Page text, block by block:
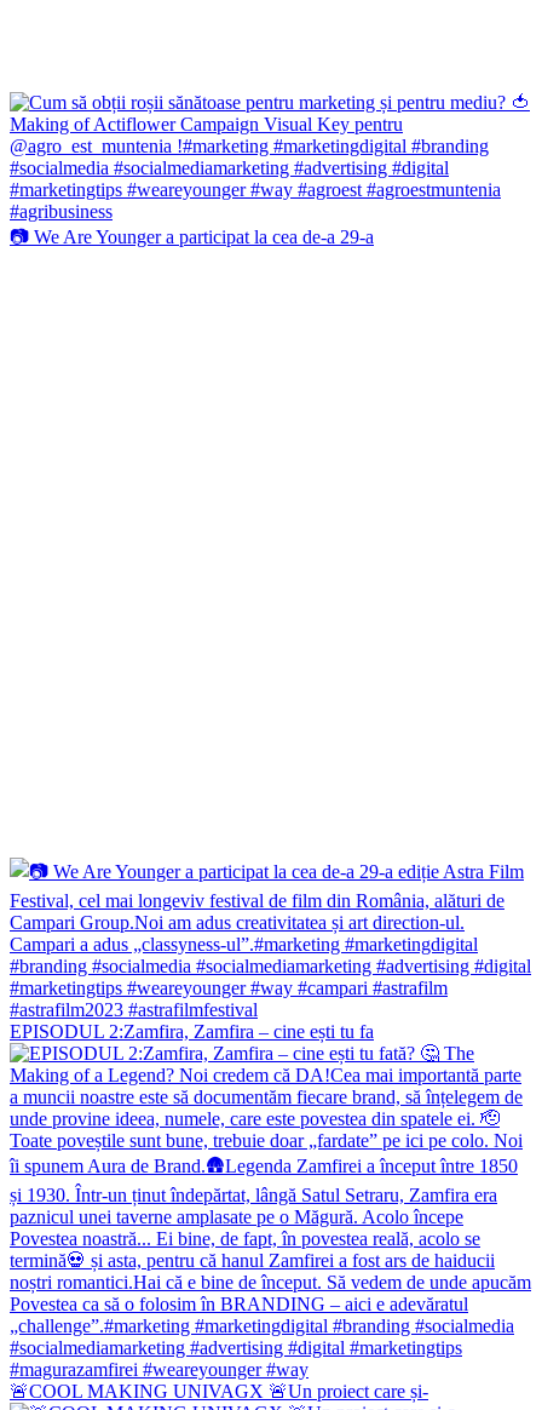
📷 We Are Younger a participat la cea de-a 29-a
EPISODUL 2:Zamfira, Zamfira – cine ești tu fa
🚨COOL MAKING UNIVAGX 🚨Un proiect care și-